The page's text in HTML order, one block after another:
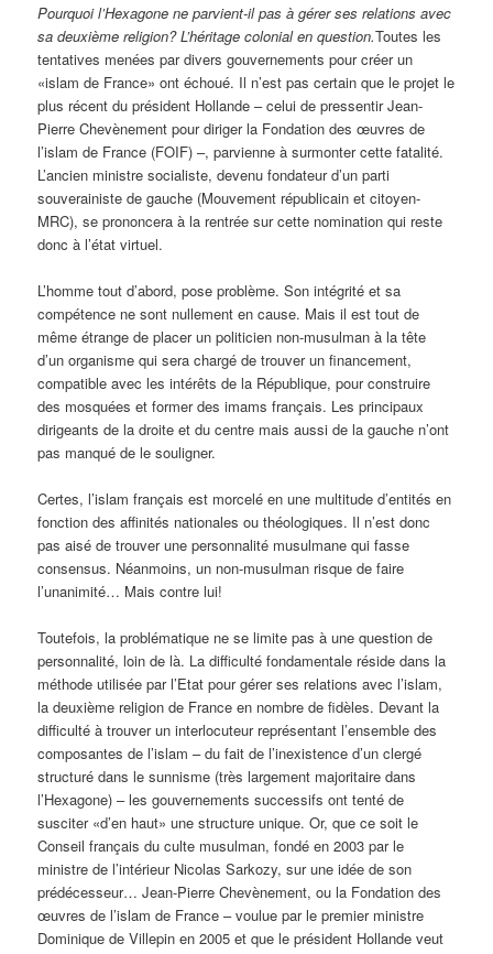
Pourquoi l’Hexagone ne parvient-il pas à gérer ses relations avec
sa deuxième religion? L’héritage colonial en question.Toutes les
tentatives menées par divers gouvernements pour créer un
«islam de France» ont échoué. Il n’est pas certain que le projet le
plus récent du président Hollande – celui de pressentir Jean-
Pierre Chevènement pour diriger la Fondation des œuvres de
l’islam de France (FOIF) –, parvienne à surmonter cette fatalité.
L’ancien ministre socialiste, devenu fondateur d’un parti
souverainiste de gauche (Mouvement républicain et citoyen-
MRC), se prononcera à la rentrée sur cette nomination qui reste
donc à l’état virtuel.
L’homme tout d’abord, pose problème. Son intégrité et sa
compétence ne sont nullement en cause. Mais il est tout de
même étrange de placer un politicien non-musulman à la tête
d’un organisme qui sera chargé de trouver un financement,
compatible avec les intérêts de la République, pour construire
des mosquées et former des imams français. Les principaux
dirigeants de la droite et du centre mais aussi de la gauche n’ont
pas manqué de le souligner.
Certes, l’islam français est morcelé en une multitude d’entités en
fonction des affinités nationales ou théologiques. Il n’est donc
pas aisé de trouver une personnalité musulmane qui fasse
consensus. Néanmoins, un non-musulman risque de faire
l’unanimité… Mais contre lui!
Toutefois, la problématique ne se limite pas à une question de
personnalité, loin de là. La difficulté fondamentale réside dans la
méthode utilisée par l’Etat pour gérer ses relations avec l’islam,
la deuxième religion de France en nombre de fidèles. Devant la
difficulté à trouver un interlocuteur représentant l’ensemble des
composantes de l’islam – du fait de l’inexistence d’un clergé
structuré dans le sunnisme (très largement majoritaire dans
l’Hexagone) – les gouvernements successifs ont tenté de
susciter «d’en haut» une structure unique. Or, que ce soit le
Conseil français du culte musulman, fondé en 2003 par le
ministre de l’intérieur Nicolas Sarkozy, sur une idée de son
prédécesseur… Jean-Pierre Chevènement, ou la Fondation des
œuvres de l’islam de France – voulue par le premier ministre
Dominique de Villepin en 2005 et que le président Hollande veut